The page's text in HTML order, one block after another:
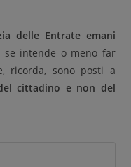
delle Entrate emani
se intende o meno far
ricorda, sono posti a
cittadino e non del